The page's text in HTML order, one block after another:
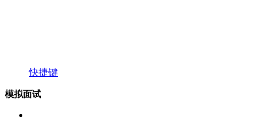
快捷键
模拟面试